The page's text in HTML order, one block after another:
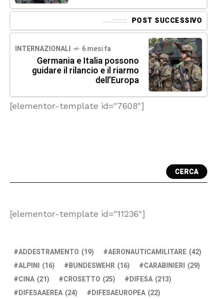
POST SUCCESSIVO
INTERNAZIONALI 6 mesi fa
Germania e Italia possono
guidare il rilancio e il riarmo
dell’Europa
[elementor-template id="7608"]
CERCA
[elementor-template id="11236"]
ADDESTRAMENTO (19) AERONAUTICAMILITARE (42)
ALPINI (16) BUNDESWEHR (16) CARABINIERI (29)
CINA (21) CROSETTO (25) DIFESA (213)
DIFESAAEREA (24) DIFESAEUROPEA (22)